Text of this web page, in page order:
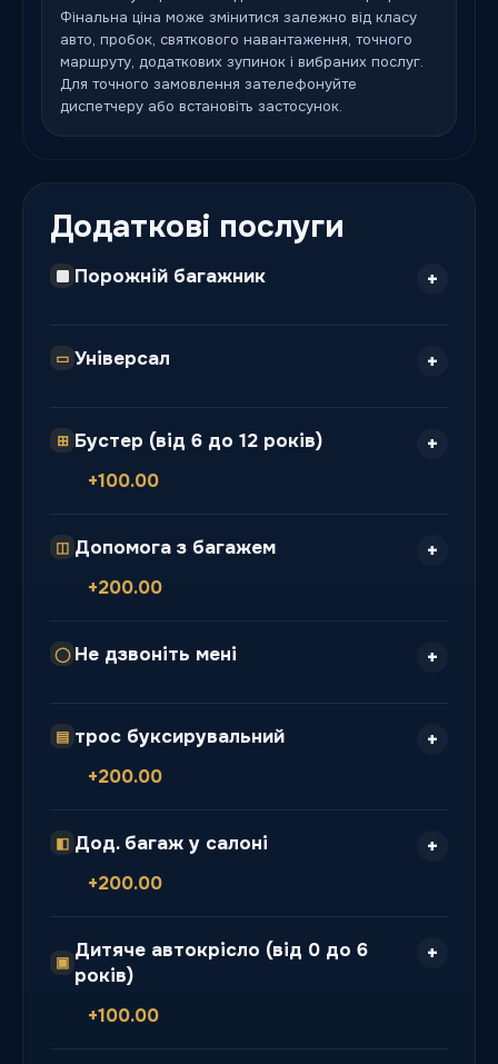
Фінальна ціна може змінитися залежно від класу
авто, пробок, святкового навантаження, точного
маршруту, додаткових зупинок і вибраних послуг.
Для точного замовлення зателефонуйте
диспетчеру або встановіть застосунок.
Додаткові послуги
Порожній багажник
▭ Універсал
⊞ Бустер (від 6 до 12 років)
+100.00
◫ Допомога з багажем
+200.00
◯ Не дзвоніть мені
▤ трос буксирувальний
+200.00
◧ Дод. багаж у салоні
+200.00
▣
Дитяче автокрісло (від 0 до 6
років)
+100.00